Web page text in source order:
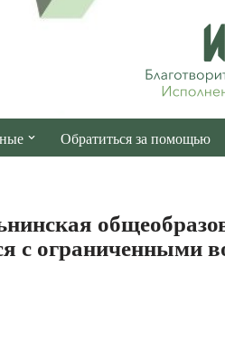
Обратиться за помощью
с ограниченными